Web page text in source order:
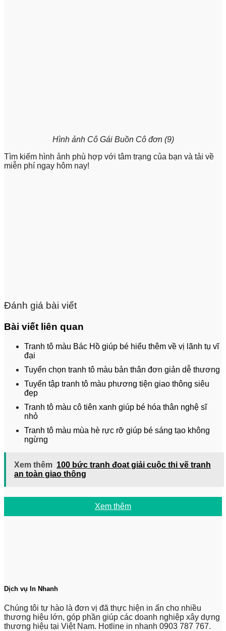
Hình ảnh Cô Gái Buồn Cô đơn (9)
Tìm kiếm hình ảnh phù hợp với tâm trạng của bạn và tải về
miễn phí ngay hôm nay!
Đánh giá bài viết
Bài viết liên quan
Tranh tô màu Bác Hồ giúp bé hiểu thêm về vị lãnh tụ vĩ
đại
Tuyển chọn tranh tô màu bản thân đơn giản dễ thương
Tuyển tập tranh tô màu phương tiện giao thông siêu
đẹp
Tranh tô màu cô tiên xanh giúp bé hóa thân nghệ sĩ
nhỏ
Tranh tô màu mùa hè rực rỡ giúp bé sáng tạo không
ngừng
Xem thêm 100 bức tranh đoạt giải cuộc thi vẽ tranh
an toàn giao thông
Xem thêm
Dịch vụ In Nhanh
Chúng tôi tự hào là đơn vị đã thực hiện in ấn cho nhiều
thương hiệu lớn, góp phần giúp các doanh nghiệp xây dựng
thương hiệu tại Việt Nam. Hotline in nhanh 0903 787 767.